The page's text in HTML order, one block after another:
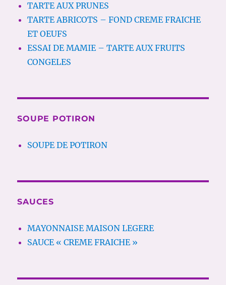
TARTE AUX PRUNES
TARTE ABRICOTS – FOND CREME FRAICHE
ET OEUFS
ESSAI DE MAMIE – TARTE AUX FRUITS
CONGELES
SOUPE POTIRON
SOUPE DE POTIRON
SAUCES
MAYONNAISE MAISON LEGERE
SAUCE « CREME FRAICHE »